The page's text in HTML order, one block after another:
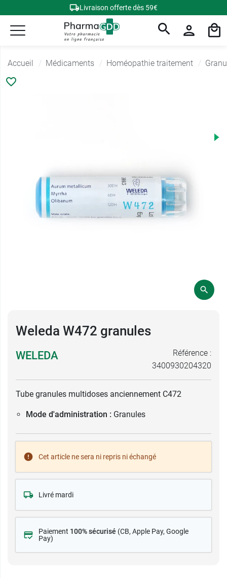
Livraison offerte dès 59€
Accueil Médicaments Homéopathie traitement
Weleda W472 granules
WELEDA
Référence :
3400930204320
Tube granules multidoses anciennement C472
Mode d'administration : Granules
Cet article ne sera ni repris ni échangé
Livré mardi
Paiement 100% sécurisé (CB, Apple Pay, Google
Pay)